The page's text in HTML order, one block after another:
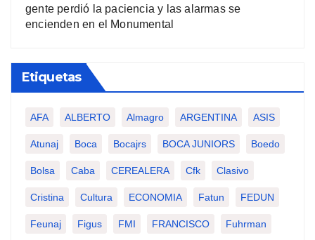
gente perdió la paciencia y las alarmas se
encienden en el Monumental
Etiquetas
AFA ALBERTO Almagro ARGENTINA ASIS
Atunaj Boca Bocajrs BOCA JUNIORS Boedo
Bolsa Caba CEREALERA Cfk Clasivo
Cristina Cultura ECONOMIA Fatun FEDUN
Feunaj Figus FMI FRANCISCO Fuhrman